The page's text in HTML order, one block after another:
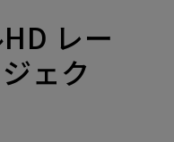
レー
ェク